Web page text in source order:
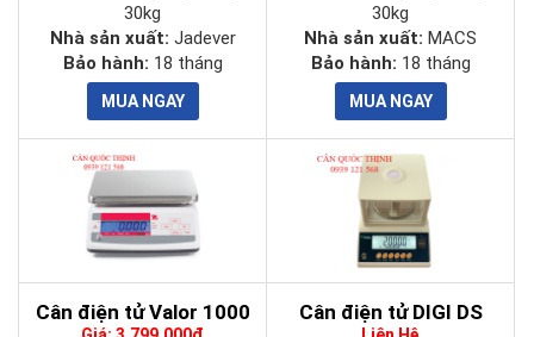
Nguồn
AC 220-240V/ Pin sạc 4V/4Ah /
Adapter 5V/0.6A
30kg
Nhà sản xuất: Jadever
Bảo hành: 18 tháng
30kg
Nhà sản xuất: MACS
Bảo hành: 18 tháng
Cân điện tử Valor 1000 Cân điện tử DIGI DS